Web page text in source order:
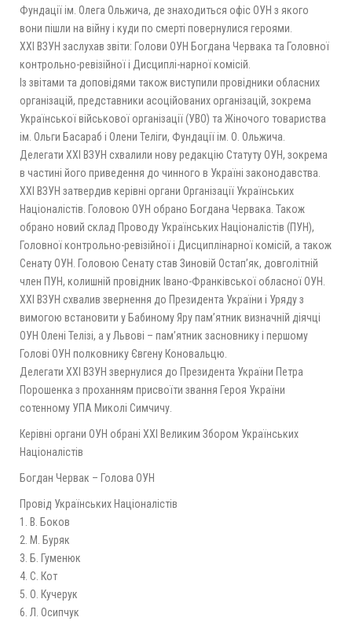
Фундації ім. Олега Ольжича, де знаходиться офіс ОУН з якого
вони пішли на війну і куди по смерті повернулися героями.
ХХІ ВЗУН заслухав звіти: Голови ОУН Богдана Червака та Головної
контрольно-ревізійної і Дисциплі-нарної комісій.
Із звітами та доповідями також виступили провідники обласних
організацій, представники асоційованих організацій, зокрема
Української військової організації (УВО) та Жіночого товариства
ім. Ольги Басараб і Олени Теліги, Фундації ім. О. Ольжича.
Делегати ХХІ ВЗУН схвалили нову редакцію Статуту ОУН, зокрема
в частині його приведення до чинного в Україні законодавства.
ХХІ ВЗУН затвердив керівні органи Організації Українських
Націоналістів. Головою ОУН обрано Богдана Червака. Також
обрано новий склад Проводу Українських Націоналістів (ПУН),
Головної контрольно-ревізійної і Дисциплінарної комісій, а також
Сенату ОУН. Головою Сенату став Зиновій Остап’як, довголітній
член ПУН, колишній провідник Івано-Франківської обласної ОУН.
ХХІ ВЗУН схвалив звернення до Президента України і Уряду з
вимогою встановити у Бабиному Яру пам’ятник визначній діячці
ОУН Олені Телізі, а у Львові – пам’ятник засновнику і першому
Голові ОУН полковнику Євгену Коновальцю.
Делегати ХХІ ВЗУН звернулися до Президента України Петра
Порошенка з проханням присвоїти звання Героя України
сотенному УПА Миколі Симчичу.
Керівні органи ОУН обрані ХХІ Великим Збором Українських
Націоналістів
Богдан Червак – Голова ОУН
Провід Українських Націоналістів
1. В. Боков
2. М. Буряк
3. Б. Гуменюк
4. С. Кот
5. О. Кучерук
6. Л. Осипчук